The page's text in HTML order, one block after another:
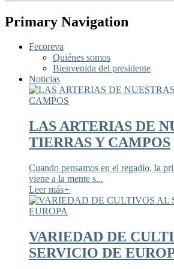
Primary Navigation
Fecoreva
Quiénes somos
Bienvenida del presidente
Noticias
LAS ARTERIAS DE
TIERRAS Y CAMPOS
Cuando pensamos en el regadío, la
viene a la mente s...
Leer más+
VARIEDAD DE
SERVICIO DE